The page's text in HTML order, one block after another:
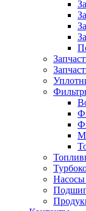
Насосы